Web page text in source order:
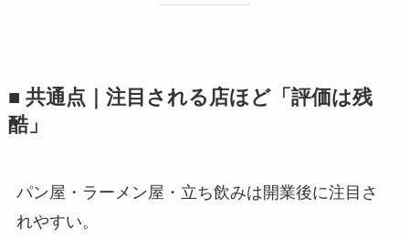
■ 共通点｜注目される店ほど「評価は残
酷」
パン屋・ラーメン屋・立ち飲みは開業後に注目さ
れやすい。